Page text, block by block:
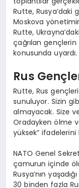
Rutte, Rusya’daki
Moskova
Rutte,
çağrılan gençlerin
konusunda uyardı.
Rus
Rutte, Rus
sunuluyor. Sizin
almayacak. Size
Oradayken ölme
yüksek” ifadelerini
NATO Genel
çamurun içinde
Rusya’nın
30 binden fazla